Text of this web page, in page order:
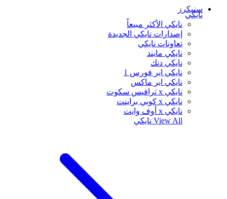
سنيكرز
نايكي
نايكي الأكثر مبيعاً
إصدارات نايكي الجديدة
تعاونات نايكي
نايكي مايند
نايكي دنك
نايكي اير فورس 1
نايكي اير ماكس
نايكي x ترافيس سكوت
نايكي x كوبي براينت
نايكي x أوف وايت
View All نايكي